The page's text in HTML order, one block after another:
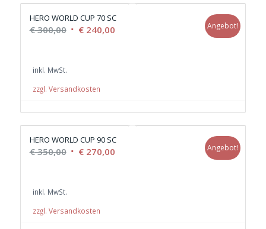
HERO WORLD CUP 70 SC
€300,00 Ursprünglicher
€240,00Aktueller
Angebot!
inkl. MwSt.
zzgl. Versandkosten
HERO WORLD CUP 90 SC
€350,00 Ursprünglicher
€270,00Aktueller
Angebot!
inkl. MwSt.
zzgl. Versandkosten